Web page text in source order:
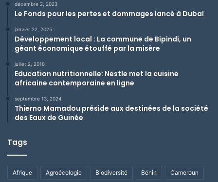
décembre 2, 2023
Le Fonds pour les pertes et dommages lancé à Dubaï
janvier 22, 2025
Développement local : La commune de Bipindi, un
géant économique étouffé par la misère
juillet 2, 2018
Education nutritionnelle: Nestle met la cuisine
africaine contemporaine en ligne
septembre 13, 2024
Thierno Mamadou préside aux destinées de la société
des Eaux de Guinée
Tags
Afrique Agroécologie Biodiversité Bénin Cameroun